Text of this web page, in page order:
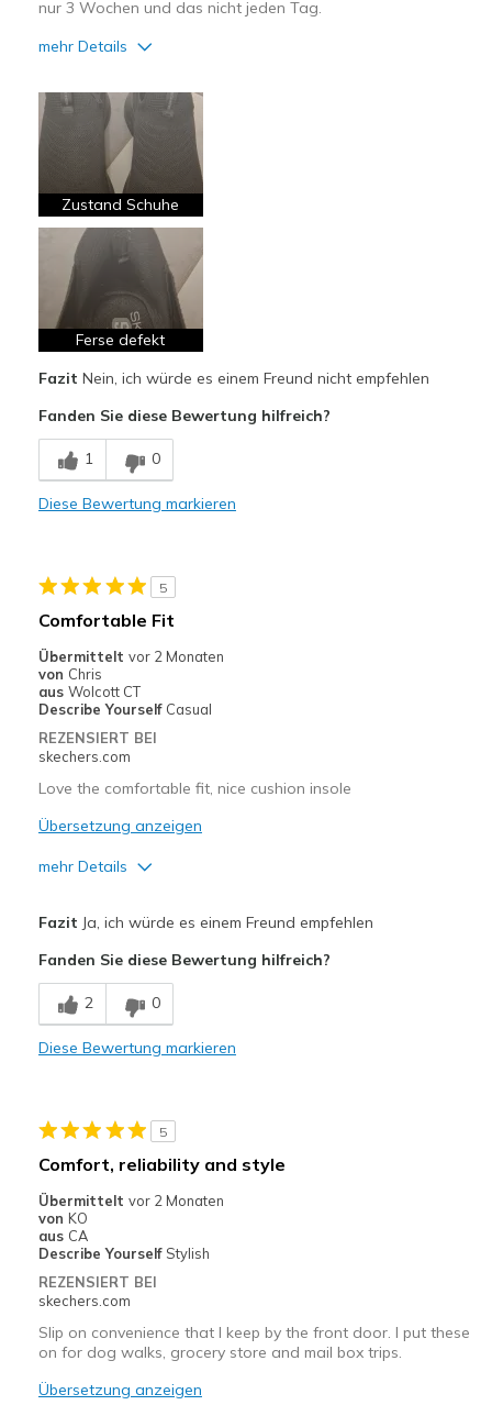
nur 3 Wochen und das nicht jeden Tag.
mehr Details
Bequem
Nachteile
Ferseninnsete aufgerissen
Schlechte Qualität
Geeignete Verwendung
Freizeitkleidung
Breite
Passen genau
Meine Meinung zu
Schuhen
Ersatzpaar für alte
Zustand Schuhe
Ferse defekt
Fazit Nein, ich würde es einem Freund nicht empfehlen
Fanden Sie diese Bewertung hilfreich?
1 0
Diese Bewertung markieren
5
Comfortable Fit
Übermittelt vor 2 Monaten
von Chris
aus Wolcott CT
Describe Yourself Casual
REZENSIERT BEI
skechers.com
Love the comfortable fit, nice cushion insole
Übersetzung anzeigen
mehr Details
Geeignete Verwendung
Casual Wear
View On Shoes
Shoes are for Wearing
Fazit Ja, ich würde es einem Freund empfehlen
Fanden Sie diese Bewertung hilfreich?
2 0
Diese Bewertung markieren
5
Comfort, reliability and style
Übermittelt vor 2 Monaten
von KO
aus CA
Describe Yourself Stylish
REZENSIERT BEI
skechers.com
Slip on convenience that I keep by the front door. I put these
on for dog walks, grocery store and mail box trips.
Übersetzung anzeigen